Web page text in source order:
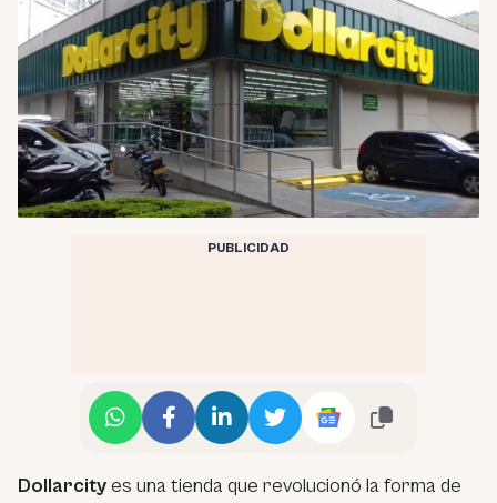
PUBLICIDAD
Dollarcityes una tienda que revolucionó la forma de